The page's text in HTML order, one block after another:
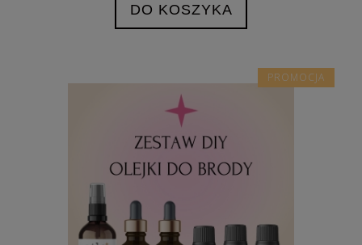
DO KOSZYKA
PROMOCJA